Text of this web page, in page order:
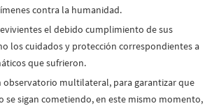
contra la humanidad.
el debido cumplimiento de sus
los cuidados y protección correspondientes a
que sufrieron.
observatorio multilateral, para garantizar que
se sigan cometiendo, en este mismo momento,